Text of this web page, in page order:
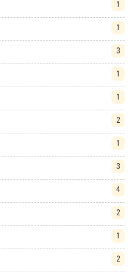
1
1
3
1
1
2
1
3
4
2
1
2